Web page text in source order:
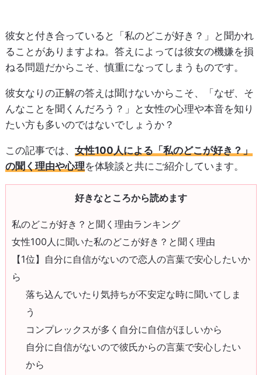
彼女と付き合っていると「私のどこが好き？」と聞かれ
ることがありますよね。答えによっては彼女の機嫌を損
ねる問題だからこそ、慎重になってしまうものです。
彼女なりの正解の答えは聞けないからこそ、「なぜ、そ
んなことを聞くんだろう？」と女性の心理や本音を知り
たい方も多いのではないでしょうか？
この記事では、 女性100人による「私のどこが好き？」
の聞く理由や心理を体験談と共にご紹介しています。
好きなところから読めます
私のどこが好き？と聞く理由ランキング
女性100人に聞いた私のどこが好き？と聞く理由
【1位】自分に自信がないので恋人の言葉で安心したいか
ら
落ち込んでいたり気持ちが不安定な時に聞いてしま
う
コンプレックスが多く自分に自信がほしいから
自分に自信がないので彼氏からの言葉で安心したい
から